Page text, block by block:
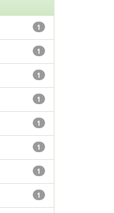
1
1
1
1
1
1
1
1